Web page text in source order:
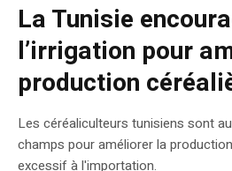
La Tunisie
l’irrigation pour
production
Les céréaliculteurs tunisiens sont
champs pour améliorer la
excessif à l'importation.